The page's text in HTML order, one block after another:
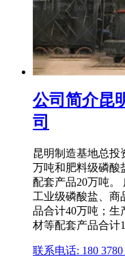
公司简介昆
司
昆明制造基地总投
万吨和肥料级磷酸
配套产品20万吨。
工业级磷酸盐、商
品合计40万吨；生
材等配套产品合计
联系电话: 180 3780